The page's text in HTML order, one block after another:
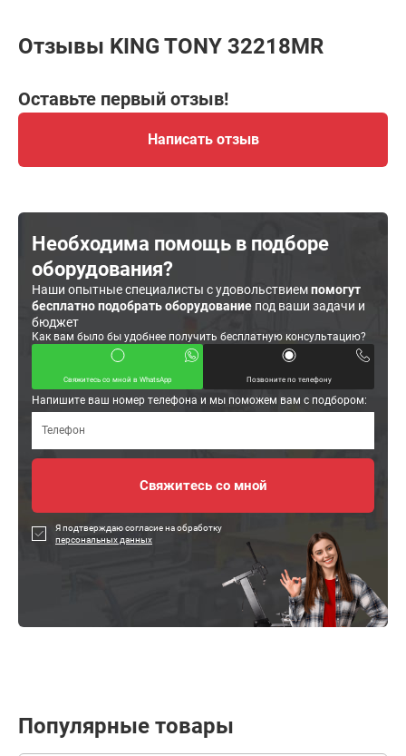
Отзывы KING TONY 32218MR
Оставьте первый отзыв!
Написать отзыв
Необходима помощь в подборе
оборудования?
Наши опытные специалисты с удовольствиемпомогут
бесплатно подобрать оборудование под ваши задачи и
бюджет
Как вам было бы удобнее получить бесплатную консультацию?
Свяжитесь со мной в WhatsApp Позвоните по телефону
Напишите ваш номер телефона и мы поможем вам с подбором:
Я подтверждаю согласие на обработку
персональных данных
Популярные товары